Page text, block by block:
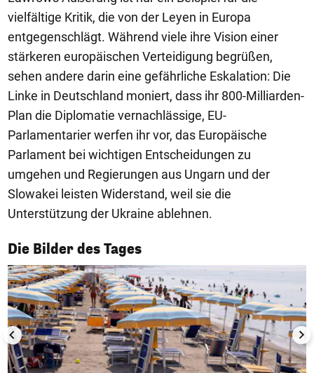
vielfältige Kritik, die von der Leyen in Europa
entgegenschlägt. Während viele ihre Vision einer
stärkeren europäischen Verteidigung begrüßen,
sehen andere darin eine gefährliche Eskalation: Die
Linke in Deutschland moniert, dass ihr 800-Milliarden-
Plan die Diplomatie vernachlässige, EU-
Parlamentarier werfen ihr vor, das Europäische
Parlament bei wichtigen Entscheidungen zu
umgehen und Regierungen aus Ungarn und der
Slowakei leisten Widerstand, weil sie die
Unterstützung der Ukraine ablehnen.
Die Bilder des Tages
1/50